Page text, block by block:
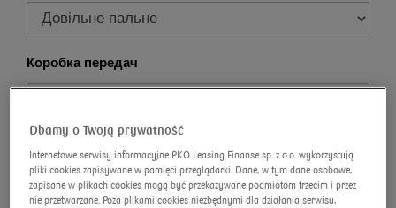
Коробка передач
Omnibus розширений пошук Пошук
Dbamy o Twoją prywatność
Internetowe serwisy informacyjne PKO Leasing Finanse sp. z o.o. wykorzystują
pliki cookies zapisywane w pamięci przeglądarki. Dane, w tym dane osobowe,
zapisane w plikach cookies mogą być przekazywane podmiotom trzecim i przez
nie przetwarzane. Poza plikami cookies niezbędnymi dla działania serwisu,